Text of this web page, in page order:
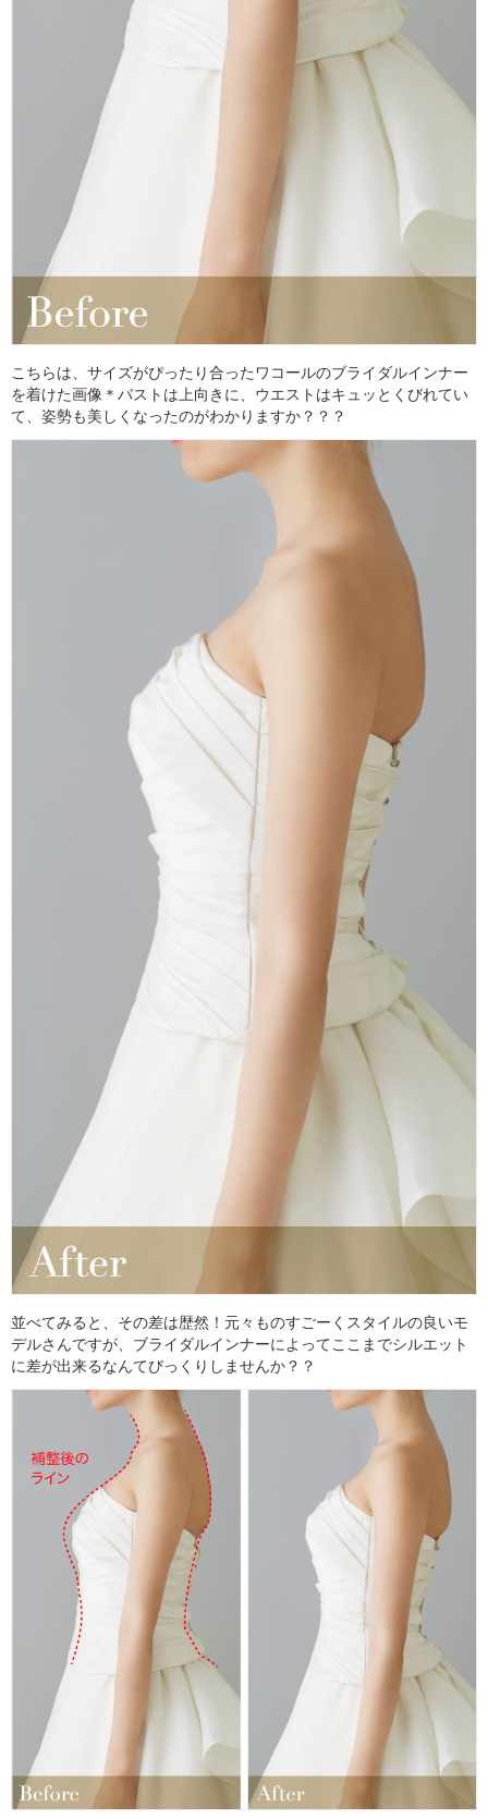
こちらは、サイズがぴったり合ったワコールのブライダルインナー
を着けた画像＊バストは上向きに、ウエストはキュッとくびれてい
て、姿勢も美しくなったのがわかりますか？？？
並べてみると、その差は歴然！元々ものすごーくスタイルの良いモ
デルさんですが、ブライダルインナーによってここまでシルエット
に差が出来るなんてびっくりしませんか？？